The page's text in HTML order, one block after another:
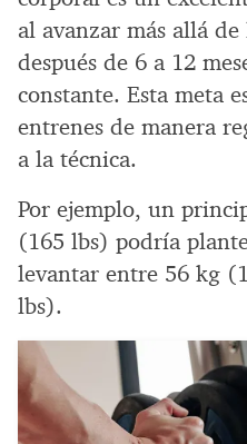
al avanzar más allá
después de 6 a 12
constante. Esta meta
entrenes de manera
a la técnica.
Por ejemplo, un
(165 lbs) podría
levantar entre 56 kg
lbs).